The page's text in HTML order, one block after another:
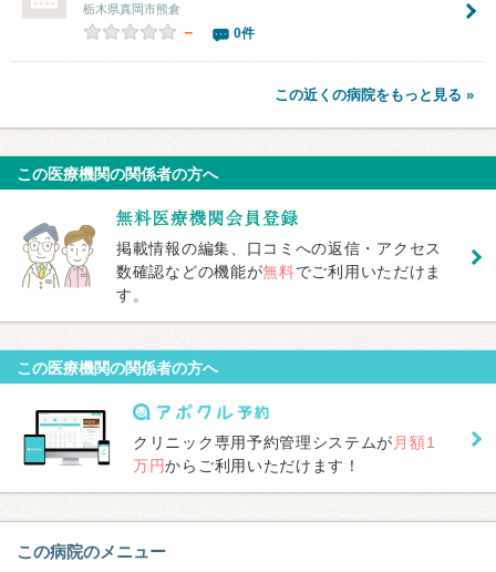
栃木県真岡市熊倉
－ 0件
この近くの病院をもっと見る »
この医療機関の関係者の方へ
掲載情報の編集、口コミへの返信・アクセス
数確認などの機能が無料でご利用いただけま
す。
この医療機関の関係者の方へ
クリニック専用予約管理システムが 月額1
万円からご利用いただけます！
この病院のメニュー